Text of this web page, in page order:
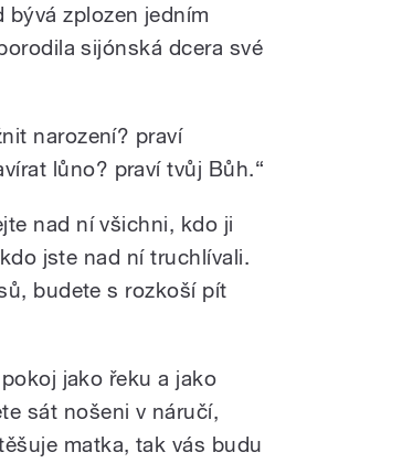
bývá zplozen jedním
sijónská dcera své
narození? praví
lůno? praví tvůj Bůh.“
nad ní všichni, kdo ji
jste nad ní truchlívali.
budete s rozkoší pít
jako řeku a jako
sát nošeni v náručí,
matka, tak vás budu